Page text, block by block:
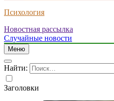
Психология
Новостная рассылка
Случайные новости
Меню
Найти:
Заголовки